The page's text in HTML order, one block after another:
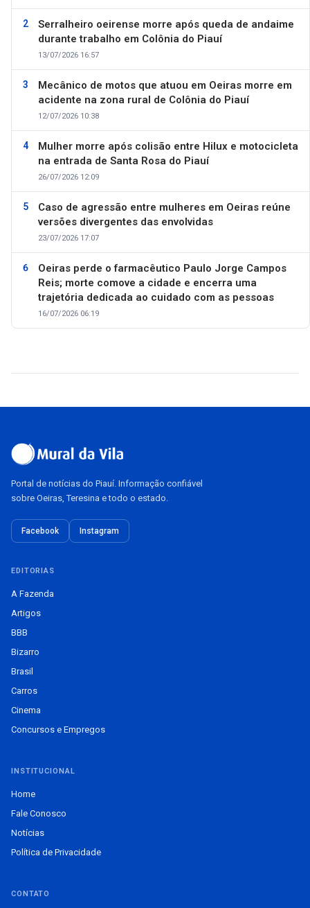
Serralheiro oeirense morre após queda de andaime
durante trabalho em Colônia do Piauí
13/07/2026 16:57
Mecânico de motos que atuou em Oeiras morre em
acidente na zona rural de Colônia do Piauí
12/07/2026 10:38
Mulher morre após colisão entre Hilux e motocicleta
na entrada de Santa Rosa do Piauí
26/07/2026 12:09
Caso de agressão entre mulheres em Oeiras reúne
versões divergentes das envolvidas
23/07/2026 17:07
Oeiras perde o farmacêutico Paulo Jorge Campos
Reis; morte comove a cidade e encerra uma
trajetória dedicada ao cuidado com as pessoas
16/07/2026 06:19
Portal de notícias do Piauí. Informação confiável
sobre Oeiras, Teresina e todo o estado.
Facebook Instagram
EDITORIAS
A Fazenda
Artigos
BBB
Bizarro
Brasil
Carros
Cinema
Concursos e Empregos
INSTITUCIONAL
Home
Fale Conosco
Notícias
Política de Privacidade
CONTATO